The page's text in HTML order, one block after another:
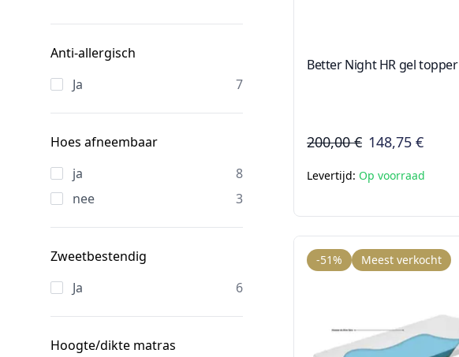
Anti-allergisch
Ja
7
Hoes afneembaar
ja
8
nee
3
Zweetbestendig
Ja
6
Hoogte/dikte matras
Better Night HR gel topper
200,00 € 148,75 €
Levertijd: Op voorraad
-51% Meest verkocht